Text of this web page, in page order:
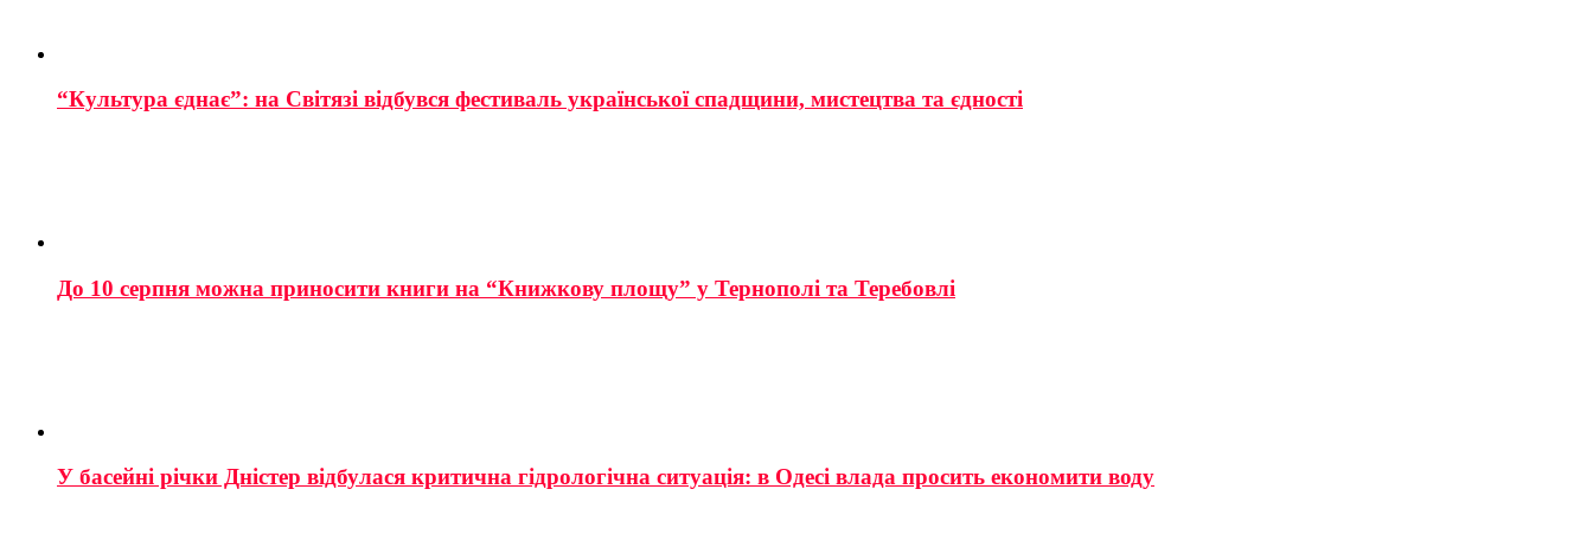
“Культура єднає”: на Світязі відбувся фестиваль української спадщини, мистецтва та єдності
До 10 серпня можна приносити книги на “Книжкову площу” у Тернополі та Теребовлі
У басейні річки Дністер відбулася критична гідрологічна ситуація: в Одесі влада просить економити воду